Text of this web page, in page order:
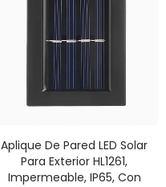
Aplique De Pared LED Solar
Para Exterior HL1261,
Impermeable, IP65, Con